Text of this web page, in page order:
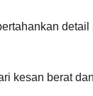
kesan berat